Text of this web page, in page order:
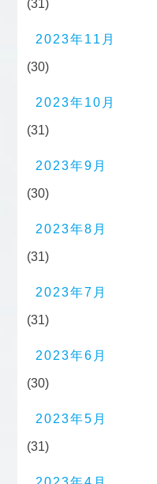
(31)
2023年11月
(30)
2023年10月
(31)
2023年9月
(30)
2023年8月
(31)
2023年7月
(31)
2023年6月
(30)
2023年5月
(31)